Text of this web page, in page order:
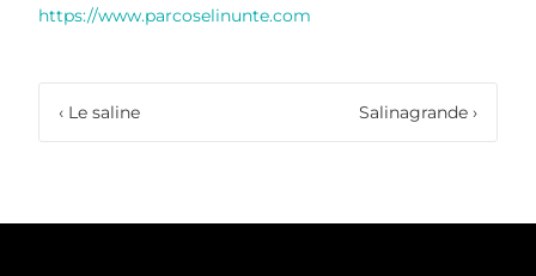
https://www.parcoselinunte.com
‹ Le saline Salinagrande ›